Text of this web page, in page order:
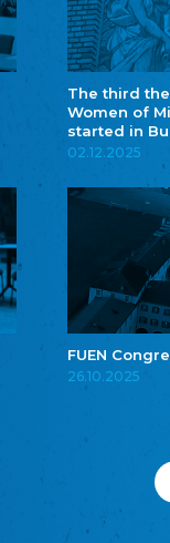
The third
Women of
started in
02.12.2025
FUEN
26.10.2025